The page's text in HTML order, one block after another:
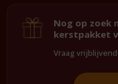
Nog op zoek
kerstpakket
Vraag